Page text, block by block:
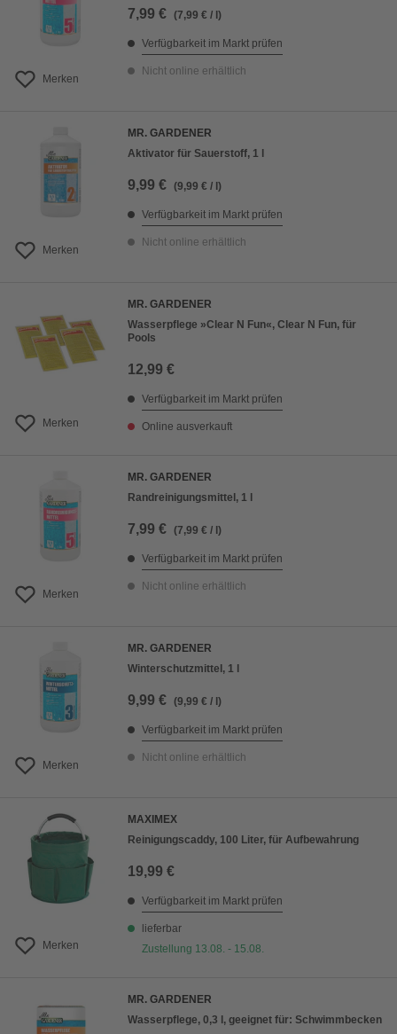
Merken
7,99 € (7,99 € / l)
Verfügbarkeit im Markt prüfen
Nicht online erhältlich
Merken
MR. GARDENER
Aktivator für Sauerstoff, 1 l
9,99 € (9,99 € / l)
Verfügbarkeit im Markt prüfen
Nicht online erhältlich
Merken
MR. GARDENER
Wasserpflege »Clear N Fun«, Clear N Fun, für
Pools
12,99 €
Verfügbarkeit im Markt prüfen
Online ausverkauft
Merken
MR. GARDENER
Randreinigungsmittel, 1 l
7,99 € (7,99 € / l)
Verfügbarkeit im Markt prüfen
Nicht online erhältlich
Merken
MR. GARDENER
Winterschutzmittel, 1 l
9,99 € (9,99 € / l)
Verfügbarkeit im Markt prüfen
Nicht online erhältlich
Merken
MAXIMEX
Reinigungscaddy, 100 Liter, für Aufbewahrung
19,99 €
Verfügbarkeit im Markt prüfen
lieferbar
Zustellung 13.08. - 15.08.
MR. GARDENER
Wasserpflege, 0,3 l, geeignet für: Schwimmbecken